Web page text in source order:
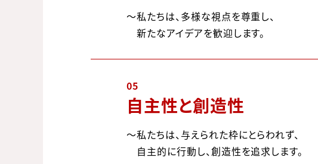
私たちは、多様な視点を尊重し、
新たなアイデアを歓迎します。
05
自主性と創造性
私たちは、与えられた枠にとらわれず、
自主的に行動し、創造性を追求します。